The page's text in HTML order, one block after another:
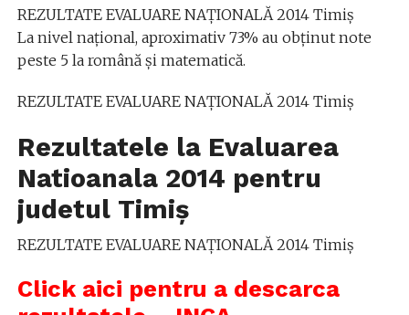
REZULTATE EVALUARE NAŢIONALĂ 2014 Timiş
La nivel naţional, aproximativ 73% au obţinut note
peste 5 la română şi matematică.
REZULTATE EVALUARE NAŢIONALĂ 2014 Timiş
Rezultatele la Evaluarea
Natioanala 2014 pentru
judetul Timiş
REZULTATE EVALUARE NAŢIONALĂ 2014 Timiş
Click aici pentru a descarca